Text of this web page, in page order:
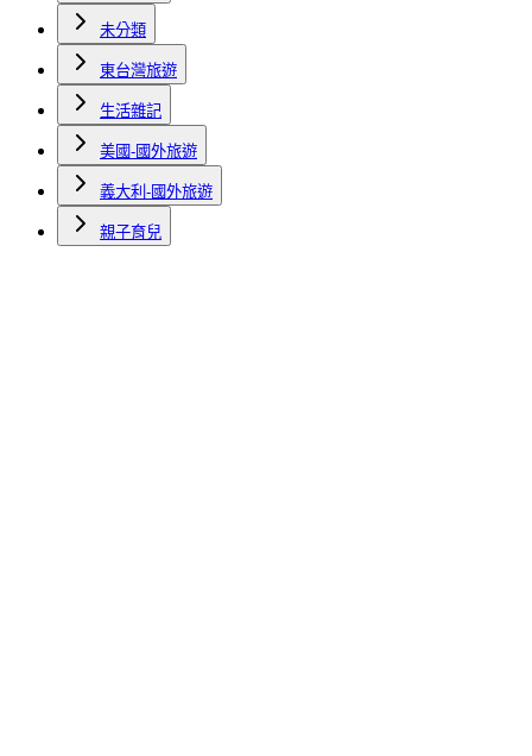
未分類
東台灣旅遊
生活雜記
美國-國外旅遊
義大利-國外旅遊
親子育兒